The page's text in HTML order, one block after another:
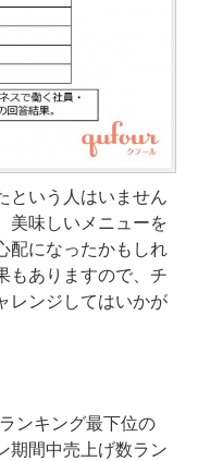
という人はいません
美味しいメニューを
配になったかもしれ
もありますので、チ
レンジしてはいかが
ンキング最下位の
期間中売上げ数ラン